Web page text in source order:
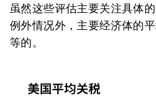
虽然这些评估主要关注具体
例外情况外，主要经济体的
等的。